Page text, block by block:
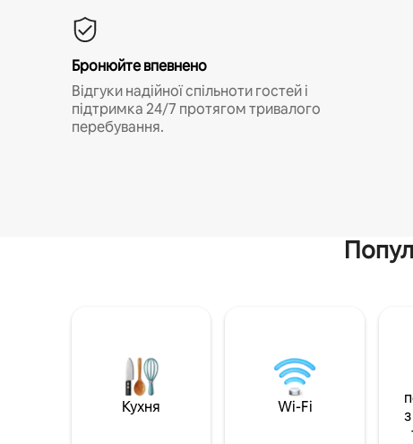
Бронюйте впевнено
Відгуки надійної спільноти гостей і
підтримка 24/7 протягом тривалого
перебування.
Кухня Wi-Fi